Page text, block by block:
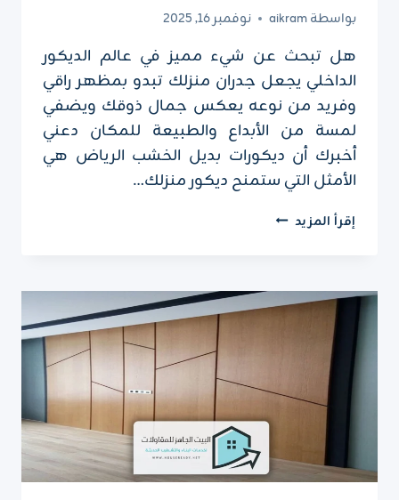
بواسطةaikram نوفمبر 16, 2025
هل تبحث عن شيء مميز في عالم الديكور
الداخلي يجعل جدران منزلك تبدو بمظهر راقي
وفريد من نوعه يعكس جمال ذوقك ويضفي
لمسة من الأبداع والطبيعة للمكان دعني
أخبرك أن ديكورات بديل الخشب الرياض هي
الأمثل التي ستمنح ديكور منزلك…
إقرأ المزيد ديكورات
ت:
0551751695
الخشب
الرياض